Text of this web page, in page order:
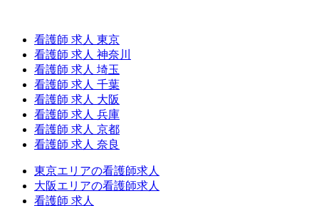
看護師 求人 東京
看護師 求人 神奈川
看護師 求人 埼玉
看護師 求人 千葉
看護師 求人 大阪
看護師 求人 兵庫
看護師 求人 京都
看護師 求人 奈良
東京エリアの看護師求人
大阪エリアの看護師求人
看護師 求人